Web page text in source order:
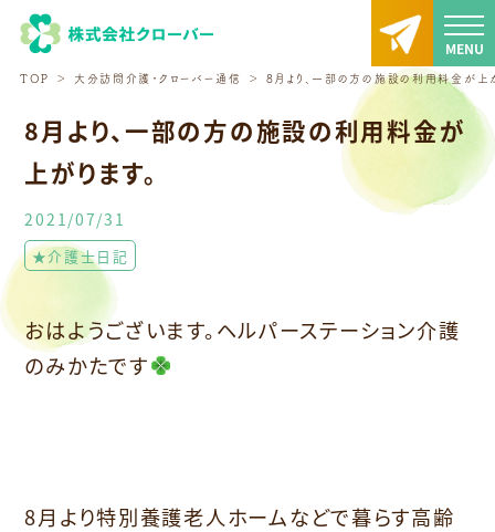
TOP 大分訪問介護・クローバー通信 8月より、一部の方の施設の利用料金が上
8月より、一部の方の施設の利用料金が
上がります。
2021/07/31
★介護士日記
おはようございます。ヘルパーステーション介護
のみかたです
8月より特別養護老人ホームなどで暮らす高齢